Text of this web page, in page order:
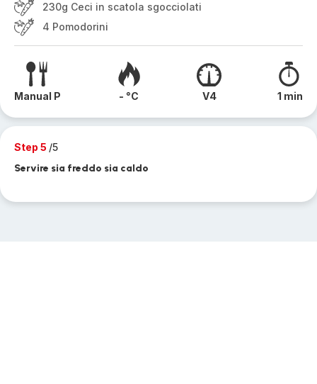
230g Ceci in scatola sgocciolati
4 Pomodorini
Manual P - °C V4 1 min
Step 5 /5
Servire sia freddo sia caldo